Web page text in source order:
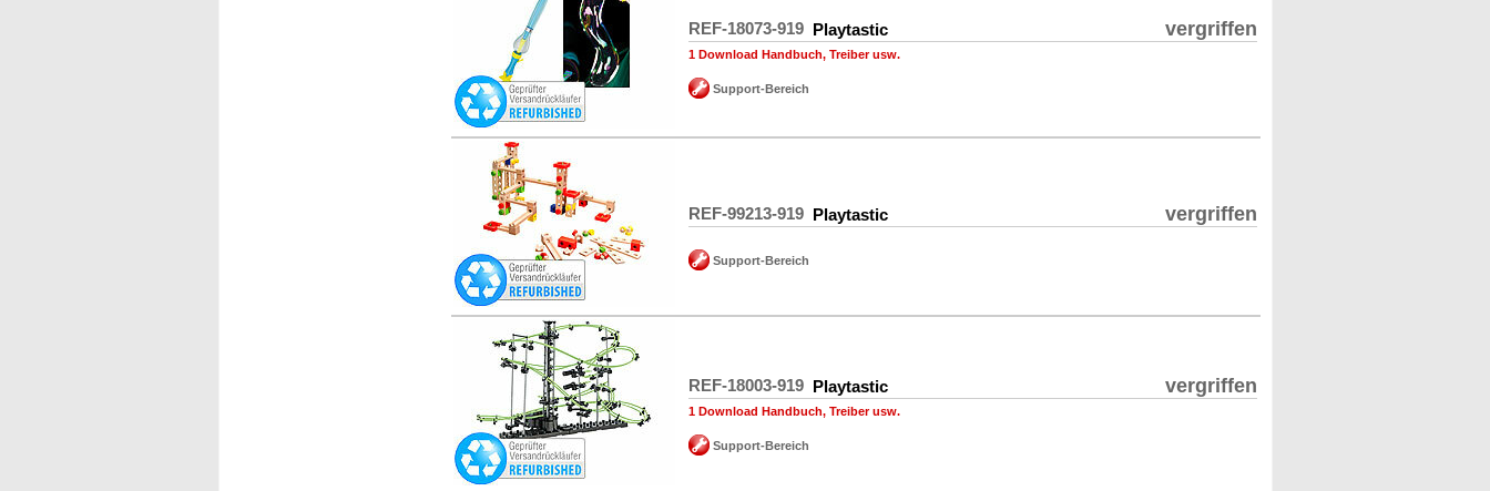
REF-18073-919 Playtastic vergriffen
1 Download Handbuch, Treiber usw.
Support-Bereich
REF-99213-919 Playtastic vergriffen
Support-Bereich
REF-18003-919 Playtastic vergriffen
1 Download Handbuch, Treiber usw.
Support-Bereich